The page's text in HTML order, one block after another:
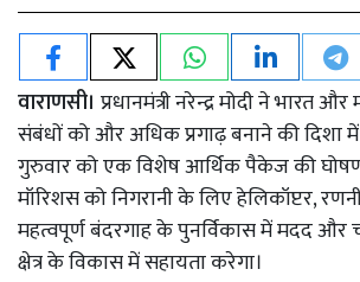
वाराणसी। प्रधानमंत्री नरेन्द्र मोदी ने भारत
संबंधों को और अधिक प्रगाढ़ बनाने की दिशा
गुरुवार को एक विशेष आर्थिक पैकेज की
मॉरिशस को निगरानी के लिए हेलिकॉप्टर,
महत्वपूर्ण बंदरगाह के पुनर्विकास में मदद और
क्षेत्र के विकास में सहायता करेगा।